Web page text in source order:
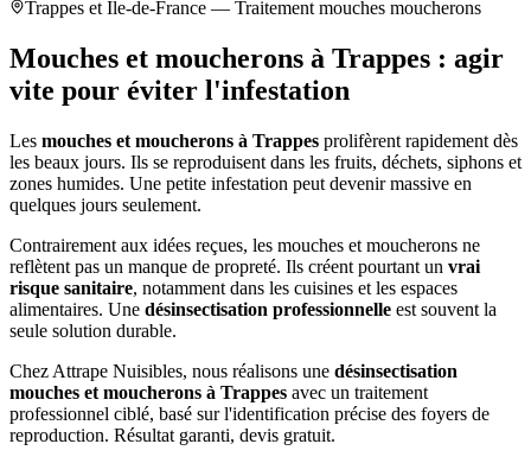
Trappes et Île-de-France — Traitement mouches moucherons
Mouches et moucherons à Trappes : agir
vite pour éviter l'infestation
Les mouches et moucherons à Trappes prolifèrent rapidement dès
les beaux jours. Ils se reproduisent dans les fruits, déchets, siphons et
zones humides. Une petite infestation peut devenir massive en
quelques jours seulement.
Contrairement aux idées reçues, les mouches et moucherons ne
reflètent pas un manque de propreté. Ils créent pourtant un vrai
risque sanitaire, notamment dans les cuisines et les espaces
alimentaires. Une désinsectisation professionnelle est souvent la
seule solution durable.
Chez Attrape Nuisibles, nous réalisons une désinsectisation
mouches et moucherons à Trappes avec un traitement
professionnel ciblé, basé sur l'identification précise des foyers de
reproduction. Résultat garanti, devis gratuit.